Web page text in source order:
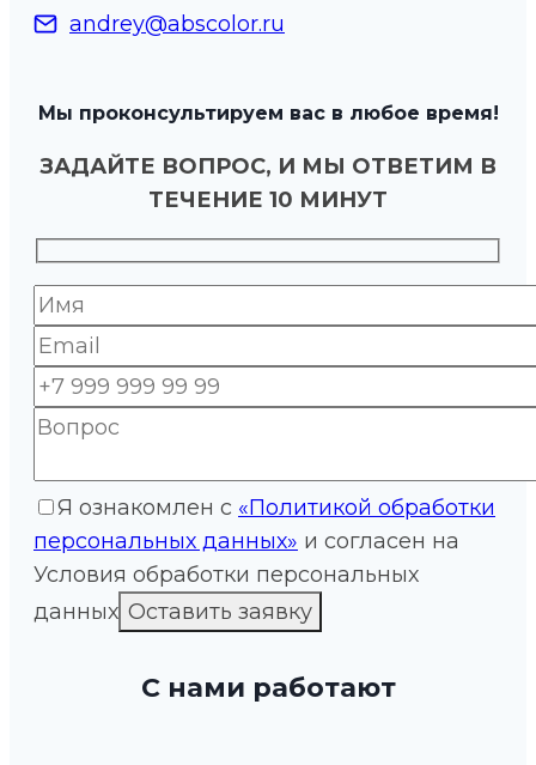
andrey@abscolor.ru
Мы проконсультируем вас в любое время!
ЗАДАЙТЕ ВОПРОС, И МЫ ОТВЕТИМ В
ТЕЧЕНИЕ 10 МИНУТ
Я ознакомлен с «Политикой обработки
персональных данных» и согласен на
Условия обработки персональных
данных
С нами работают